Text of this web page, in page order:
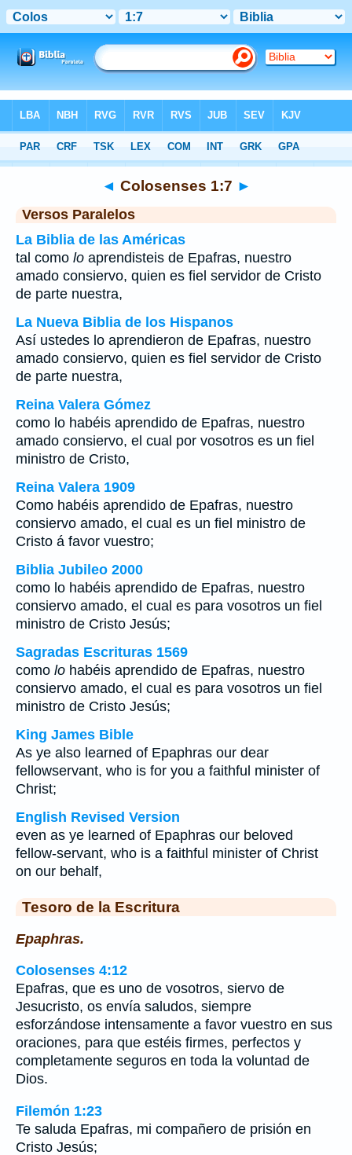
>Colosenses >Capítulo 1 > Verso 7
◄ Colosenses 1:7 ►
Versos Paralelos
La Biblia de las Américas
tal como lo aprendisteis de Epafras, nuestro
amado consiervo, quien es fiel servidor de Cristo
de parte nuestra,
La Nueva Biblia de los Hispanos
Así ustedes lo aprendieron de Epafras, nuestro
amado consiervo, quien es fiel servidor de Cristo
de parte nuestra,
Reina Valera Gómez
como lo habéis aprendido de Epafras, nuestro
amado consiervo, el cual por vosotros es un fiel
ministro de Cristo,
Reina Valera 1909
Como habéis aprendido de Epafras, nuestro
consiervo amado, el cual es un fiel ministro de
Cristo á favor vuestro;
Biblia Jubileo 2000
como lo habéis aprendido de Epafras, nuestro
consiervo amado, el cual es para vosotros un fiel
ministro de Cristo Jesús;
Sagradas Escrituras 1569
como lo habéis aprendido de Epafras, nuestro
consiervo amado, el cual es para vosotros un fiel
ministro de Cristo Jesús;
King James Bible
As ye also learned of Epaphras our dear
fellowservant, who is for you a faithful minister of
Christ;
English Revised Version
even as ye learned of Epaphras our beloved
fellow-servant, who is a faithful minister of Christ
on our behalf,
Tesoro de la Escritura
Epaphras.
Colosenses 4:12
Epafras, que es uno de vosotros, siervo de
Jesucristo, os envía saludos, siempre
esforzándose intensamente a favor vuestro en sus
oraciones, para que estéis firmes, perfectos y
completamente seguros en toda la voluntad de
Dios.
Filemón 1:23
Te saluda Epafras, mi compañero de prisión en
Cristo Jesús;